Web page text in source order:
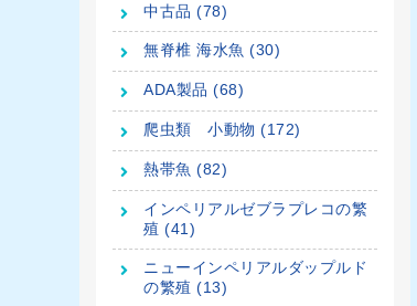
中古品 (78)
無脊椎 海水魚 (30)
ADA製品 (68)
爬虫類 小動物 (172)
熱帯魚 (82)
インペリアルゼブラプレコの繁
殖 (41)
ニューインペリアルダップルド
の繁殖 (13)